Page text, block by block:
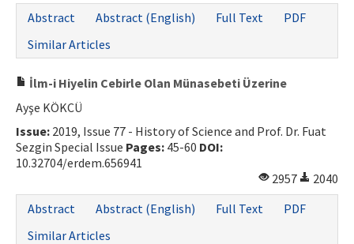
Abstract
Abstract (English) Full Text
PDF
Similar Articles
İlm-i Hiyelin Cebirle Olan Münasebeti Üzerine
Ayşe KÖKCÜ
Issue: 2019, Issue 77 - History of Science and Prof. Dr. Fuat
Sezgin Special Issue Pages: 45-60 DOI:
10.32704/erdem.656941
2957
2040
Abstract
Abstract (English) Full Text
PDF
Similar Articles